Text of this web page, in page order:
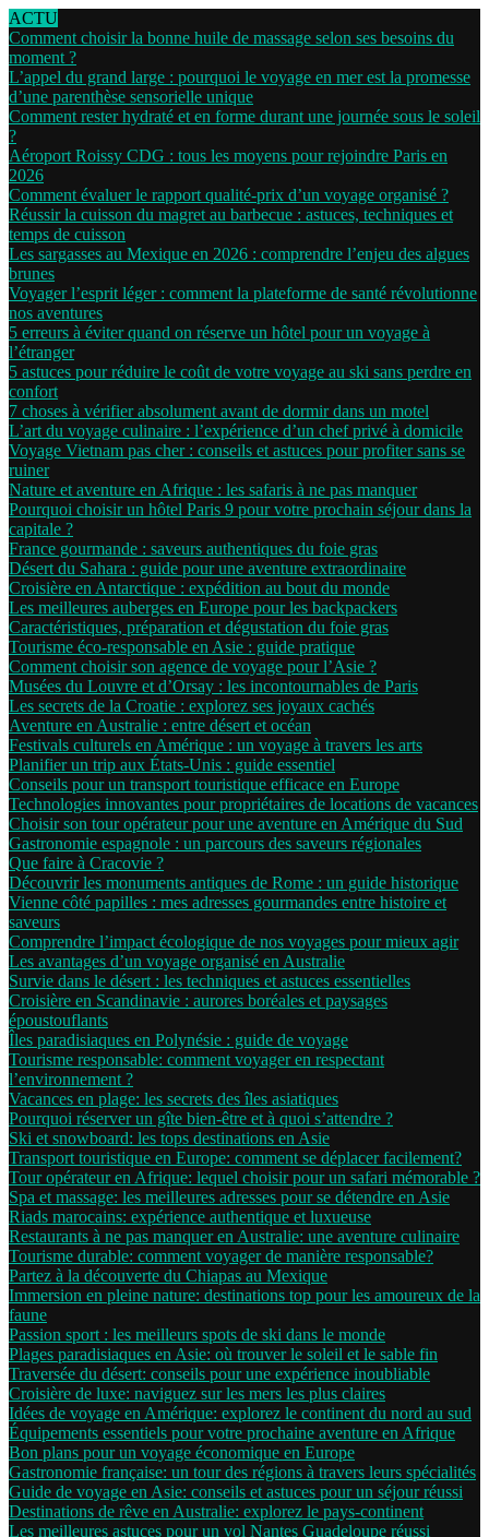
ACTU
Comment choisir la bonne huile de massage selon ses besoins du
moment ?
L’appel du grand large : pourquoi le voyage en mer est la promesse
d’une parenthèse sensorielle unique
Comment rester hydraté et en forme durant une journée sous le soleil
?
Aéroport Roissy CDG : tous les moyens pour rejoindre Paris en
2026
Comment évaluer le rapport qualité-prix d’un voyage organisé ?
Réussir la cuisson du magret au barbecue : astuces, techniques et
temps de cuisson
Les sargasses au Mexique en 2026 : comprendre l’enjeu des algues
brunes
Voyager l’esprit léger : comment la plateforme de santé révolutionne
nos aventures
5 erreurs à éviter quand on réserve un hôtel pour un voyage à
l’étranger
5 astuces pour réduire le coût de votre voyage au ski sans perdre en
confort
7 choses à vérifier absolument avant de dormir dans un motel
L’art du voyage culinaire : l’expérience d’un chef privé à domicile
Voyage Vietnam pas cher : conseils et astuces pour profiter sans se
ruiner
Nature et aventure en Afrique : les safaris à ne pas manquer
Pourquoi choisir un hôtel Paris 9 pour votre prochain séjour dans la
capitale ?
France gourmande : saveurs authentiques du foie gras
Désert du Sahara : guide pour une aventure extraordinaire
Croisière en Antarctique : expédition au bout du monde
Les meilleures auberges en Europe pour les backpackers
Caractéristiques, préparation et dégustation du foie gras
Tourisme éco-responsable en Asie : guide pratique
Comment choisir son agence de voyage pour l’Asie ?
Musées du Louvre et d’Orsay : les incontournables de Paris
Les secrets de la Croatie : explorez ses joyaux cachés
Aventure en Australie : entre désert et océan
Festivals culturels en Amérique : un voyage à travers les arts
Planifier un trip aux États-Unis : guide essentiel
Conseils pour un transport touristique efficace en Europe
Technologies innovantes pour propriétaires de locations de vacances
Choisir son tour opérateur pour une aventure en Amérique du Sud
Gastronomie espagnole : un parcours des saveurs régionales
Que faire à Cracovie ?
Découvrir les monuments antiques de Rome : un guide historique
Vienne côté papilles : mes adresses gourmandes entre histoire et
saveurs
Comprendre l’impact écologique de nos voyages pour mieux agir
Les avantages d’un voyage organisé en Australie
Survie dans le désert : les techniques et astuces essentielles
Croisière en Scandinavie : aurores boréales et paysages
époustouflants
Îles paradisiaques en Polynésie : guide de voyage
Tourisme responsable: comment voyager en respectant
l’environnement ?
Vacances en plage: les secrets des îles asiatiques
Pourquoi réserver un gîte bien-être et à quoi s’attendre ?
Ski et snowboard: les tops destinations en Asie
Transport touristique en Europe: comment se déplacer facilement?
Tour opérateur en Afrique: lequel choisir pour un safari mémorable ?
Spa et massage: les meilleures adresses pour se détendre en Asie
Riads marocains: expérience authentique et luxueuse
Restaurants à ne pas manquer en Australie: une aventure culinaire
Tourisme durable: comment voyager de manière responsable?
Partez à la découverte du Chiapas au Mexique
Immersion en pleine nature: destinations top pour les amoureux de la
faune
Passion sport : les meilleurs spots de ski dans le monde
Plages paradisiaques en Asie: où trouver le soleil et le sable fin
Traversée du désert: conseils pour une expérience inoubliable
Croisière de luxe: naviguez sur les mers les plus claires
Idées de voyage en Amérique: explorez le continent du nord au sud
Équipements essentiels pour votre prochaine aventure en Afrique
Bon plans pour un voyage économique en Europe
Gastronomie française: un tour des régions à travers leurs spécialités
Guide de voyage en Asie: conseils et astuces pour un séjour réussi
Destinations de rêve en Australie: explorez le pays-continent
Les meilleures astuces pour un vol Nantes Guadeloupe réussi